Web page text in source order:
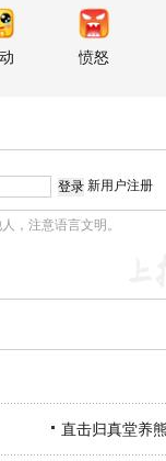
愤怒
新用户注册
直击归真堂养